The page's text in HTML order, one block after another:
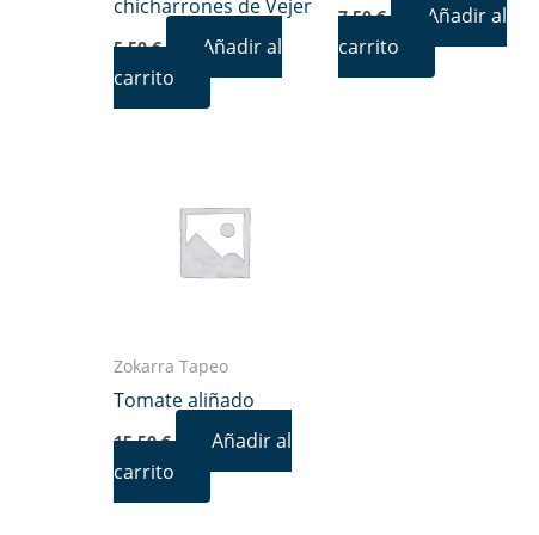
chicharrones de Vejer
5,50€
Añadir al
carrito
7,50€
Añadir al
carrito
Zokarra Tapeo
Tomate aliñado
15,50€
Añadir al
carrito